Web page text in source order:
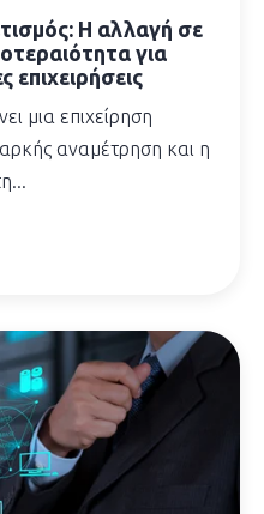
Η αλλαγή σε
για
επιχειρήσεις
μια επιχείρηση
αναμέτρηση και η